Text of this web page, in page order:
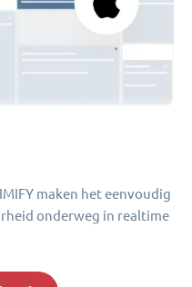
maken het eenvoudig
onderweg in realtime